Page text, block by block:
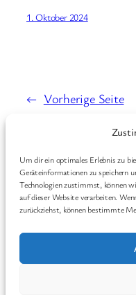
Um dir ein optimales Erlebnis zu
Geräteinformationen zu speichern
Technologien zustimmst, können
auf dieser Website verarbeiten.
zurückziehst, können bestimmte
1. Oktober 2024
← Vorherige Seite
Ein Blog von Pascal
Gravelbikes,
GeschichtenFleurs